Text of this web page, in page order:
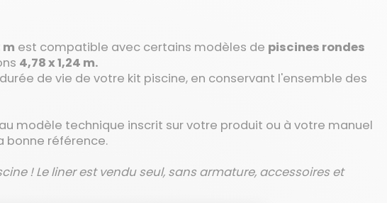
m est compatible avec certains modèles de piscines rondes
4,78 x 1,24 m.
de vie de votre kit piscine, en conservant l'ensemble des
modèle technique inscrit sur votre produit ou à votre manuel
bonne référence.
! Le liner est vendu seul, sans armature, accessoires et